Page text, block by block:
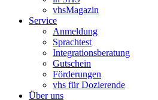
vhsMagazin
Service
Anmeldung
Sprachtest
Integrationsberatung
Gutschein
Förderungen
vhs für Dozierende
Über uns